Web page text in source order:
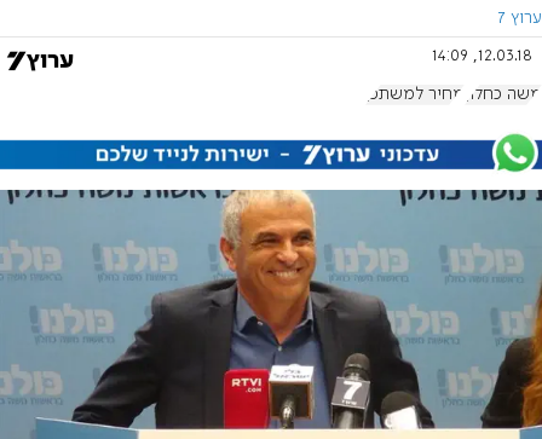
ערוץ 7
12.03.18, 14:09
משה כחלון מחיר למשתכן